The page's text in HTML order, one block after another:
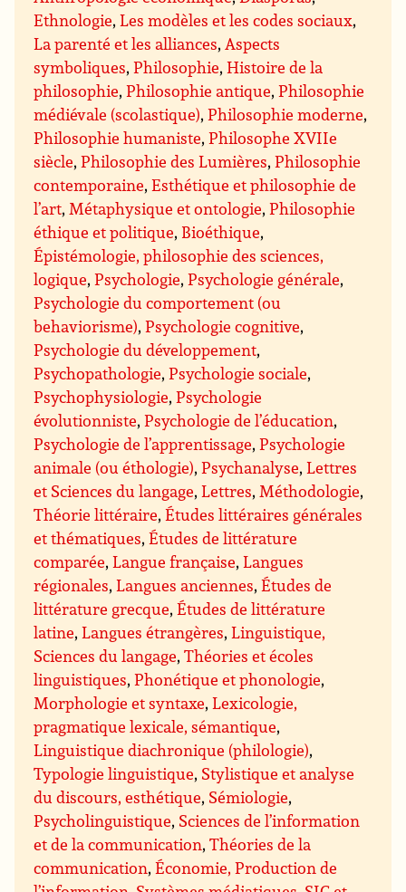
Ethnologie,Les modèles et les codes sociaux,
La parenté et les alliances, Aspects
symboliques,Philosophie,Histoire de la
philosophie,Philosophie antique,Philosophie
médiévale (scolastique),Philosophie moderne,
Philosophie humaniste,Philosophe XVIIe
siècle,Philosophie des Lumières,Philosophie
contemporaine,Esthétique et philosophie de
l’art, Métaphysique et ontologie,Philosophie
éthique et politique, Bioéthique,
Épistémologie, philosophie des sciences,
logique,Psychologie,Psychologie générale,
Psychologie du comportement (ou
behaviorisme),Psychologie cognitive,
Psychologie du développement,
Psychopathologie,Psychologie sociale,
Psychophysiologie,Psychologie
évolutionniste,Psychologie de l’éducation,
Psychologie de l’apprentissage,Psychologie
animale (ou éthologie),Psychanalyse,Lettres
et Sciences du langage,Lettres, Méthodologie,
Théorie littéraire,Études littéraires générales
et thématiques,Études de littérature
comparée,Langue française,Langues
régionales,Langues anciennes,Études de
littérature grecque,Études de littérature
latine,Langues étrangères,Linguistique,
Sciences du langage,Théories et écoles
linguistiques,Phonétique et phonologie,
Morphologie et syntaxe,Lexicologie,
pragmatique lexicale, sémantique,
Linguistique diachronique (philologie),
Typologie linguistique, Stylistique et analyse
du discours, esthétique, Sémiologie,
Psycholinguistique, Sciences de l’information
et de la communication,Théories de la
communication,Économie, Production de